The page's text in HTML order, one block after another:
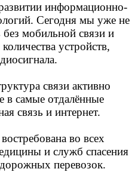
информационно-
Сегодня мы уже не
мобильной связи и
устройств,
связи активно
в самые отдалённые
связь и интернет.
во всех
и служб спасения
перевозок.